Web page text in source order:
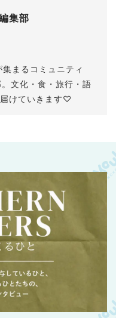
集部
まるコミュニティ
文化・食・旅行・語
けていきます♡